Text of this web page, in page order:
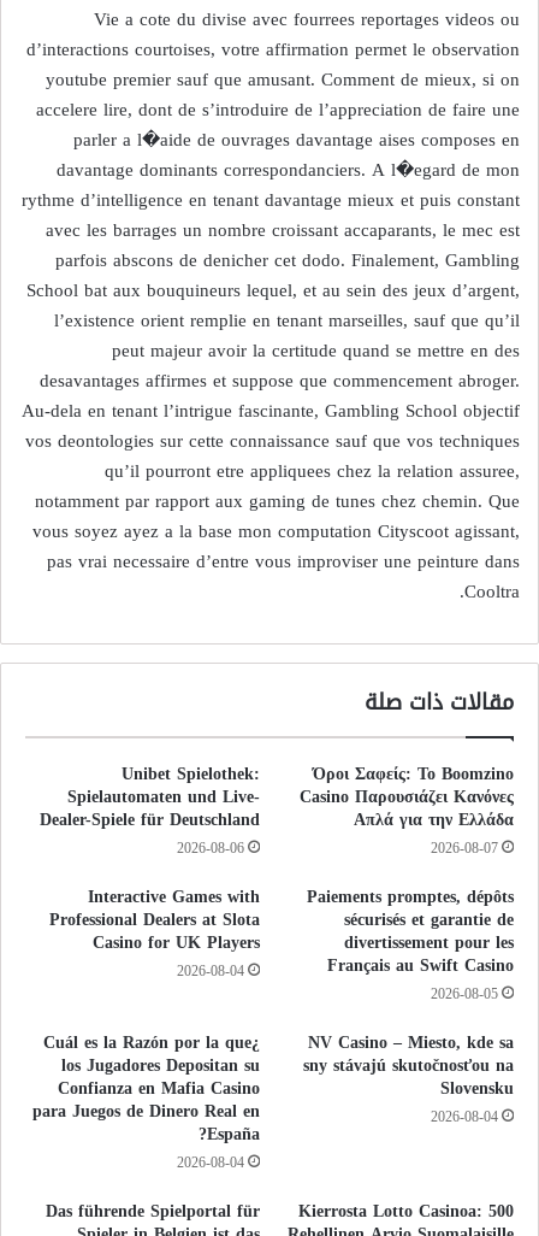
Vie a cote du divise avec fourrees reportages videos ou
d’interactions courtoises, votre affirmation permet le observation
youtube premier sauf que amusant. Comment de mieux, si on
accelere lire, dont de s’introduire de l’appreciation de faire une
parler a l�aide de ouvrages davantage aises composes en
davantage dominants correspondanciers. A l�egard de mon
rythme d’intelligence en tenant davantage mieux et puis constant
avec les barrages un nombre croissant accaparants, le mec est
parfois abscons de denicher cet dodo. Finalement, Gambling
School bat aux bouquineurs lequel, et au sein des jeux d’argent,
l’existence orient remplie en tenant marseilles, sauf que qu’il
peut majeur avoir la certitude quand se mettre en des
desavantages affirmes et suppose que commencement abroger.
Au-dela en tenant l’intrigue fascinante, Gambling School objectif
vos deontologies sur cette connaissance sauf que vos techniques
qu’il pourront etre appliquees chez la relation assuree,
notamment par rapport aux gaming de tunes chez chemin. Que
vous soyez ayez a la base mon computation Cityscoot agissant,
pas vrai necessaire d’entre vous improviser une peinture dans
Cooltra.
مقالات ذات صلة
Όροι Σαφείς: Το Boomzino
Casino Παρουσιάζει Κανόνες
Απλά για την Ελλάδα
2026-08-07
Unibet Spielothek:
Spielautomaten und Live-
Dealer-Spiele für Deutschland
2026-08-06
Paiements promptes, dépôts
sécurisés et garantie de
divertissement pour les
Français au Swift Casino
2026-08-05
Interactive Games with
Professional Dealers at Slota
Casino for UK Players
2026-08-04
NV Casino – Miesto, kde sa
sny stávajú skutočnosťou na
Slovensku
2026-08-04
¿Cuál es la Razón por la que
los Jugadores Depositan su
Confianza en Mafia Casino
para Juegos de Dinero Real en
España?
2026-08-04
500 Kierrosta Lotto Casinoa:
Das führende Spielportal für